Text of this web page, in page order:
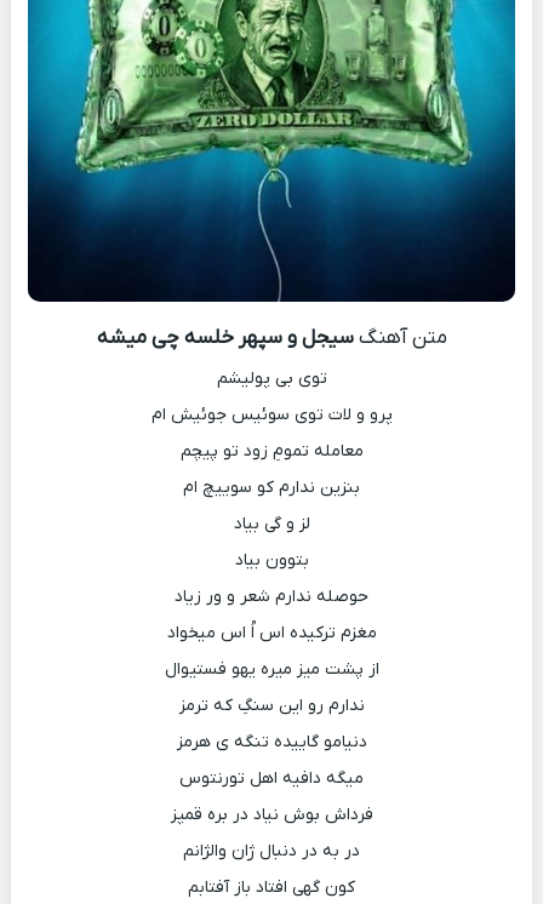
متن آهنگسیجل و سپهر خلسه چی میشه
توی بی پولیشم
پرو و لات توی سوئیس جوئیش ام
معامله تمومِ زود تو پیچم
بنزین ندارم کو سوییچ ام
لز و گی بیاد
بتوون بیاد
حوصله ندارم شعر و ور زیاد
مغزم ترکیده اس اُ اس میخواد
از پشت میز میره یهو فستیوال
ندارم رو این سنگِ که ترمز
دنیامو گاییده تنگه ی هرمز
میگه دافیه اهل تورنتوس
فرداش بوش نیاد در بره قمپز
در به در دنبال ژان والژانم
کون گهی افتاد باز آفتابم